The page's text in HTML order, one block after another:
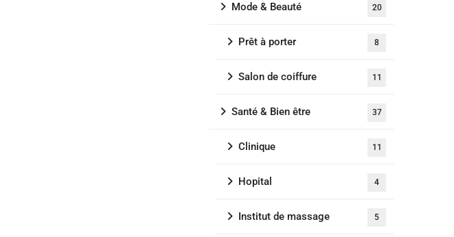
Mode & Beauté 20
Prêt à porter 8
Salon de coiffure 11
Santé & Bien être 37
Clinique 11
Hopital 4
Institut de massage 5